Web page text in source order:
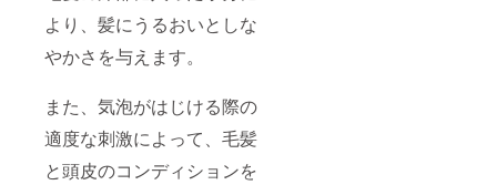
より、髪にうるおいとしな
やかさを与えます。
また、気泡がはじける際の
適度な刺激によって、毛髪
と頭皮のコンディションを